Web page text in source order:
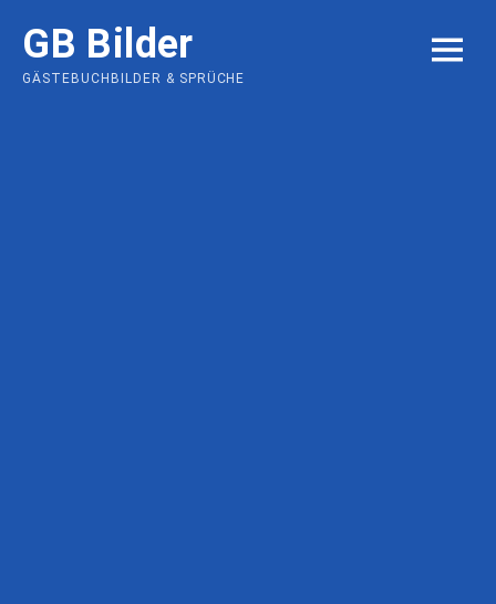
content
GB Bilder
GÄSTEBUCHBILDER & SPRÜCHE
MENU